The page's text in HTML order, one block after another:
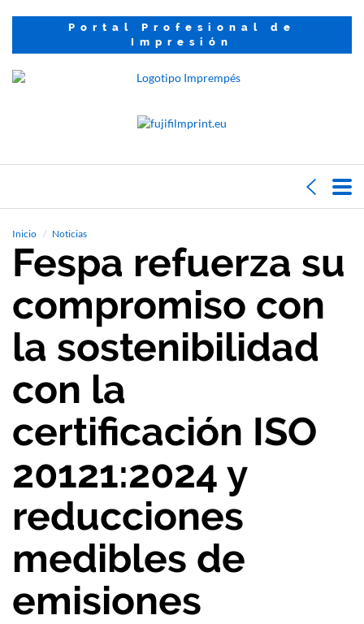
Portal Profesional de
Impresión
Inicio Noticias
Fespa refuerza su
compromiso con
la sostenibilidad
con la
certificación ISO
20121:2024 y
reducciones
medibles de
emisiones